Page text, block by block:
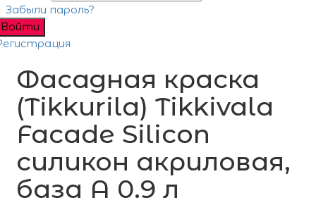
Забыли пароль?
Войти
Фасадная краска
(Tikkurila) Tikkivala
Facade Silicon
силикон акриловая,
база A 0.9 л